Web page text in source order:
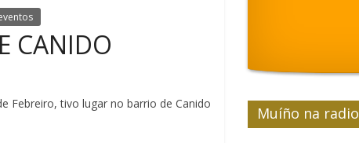
CANIDO
Febreiro, tivo lugar no barrio de Canido
Muíño na radio